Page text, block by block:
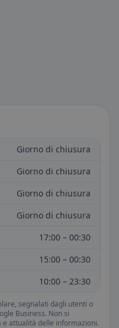
Giorno di chiusura
Giorno di chiusura
Giorno di chiusura
Giorno di chiusura
17:00 – 00:30
15:00 – 00:30
10:00 – 23:30
segnalati dagli utenti o
Business. Non si
attualità delle informazioni.